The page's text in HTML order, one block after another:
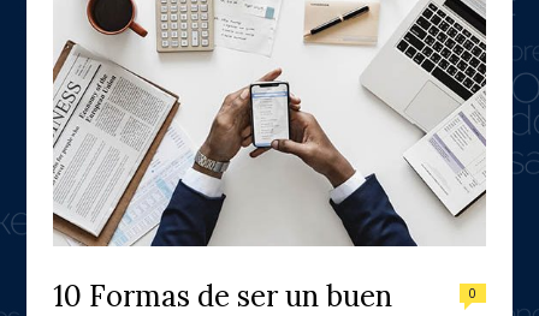
10 Formas de ser un buen
0